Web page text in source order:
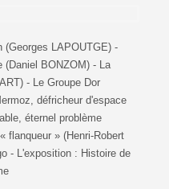
(Georges LAPOUTGE) -
(Daniel BONZOM) - La
- Le Groupe Dor
défricheur d'espace
éternel problème
flanqueur » (Henri-Robert
- L'exposition : Histoire de